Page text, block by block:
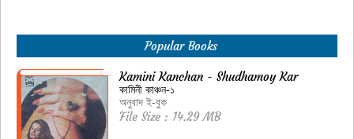
Popular Books
Kamini Kanchan - Shudhamoy Kar
কামিনী কাঞ্চন-১
অনুবাদ ই-বুক
File Size : 14.29 MB